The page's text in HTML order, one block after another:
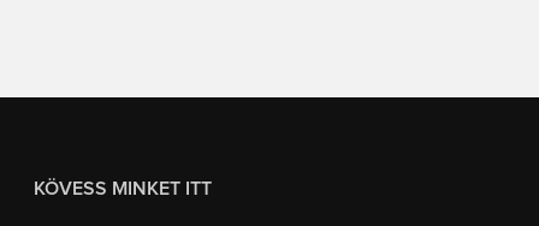
KÖVESS MINKET ITT